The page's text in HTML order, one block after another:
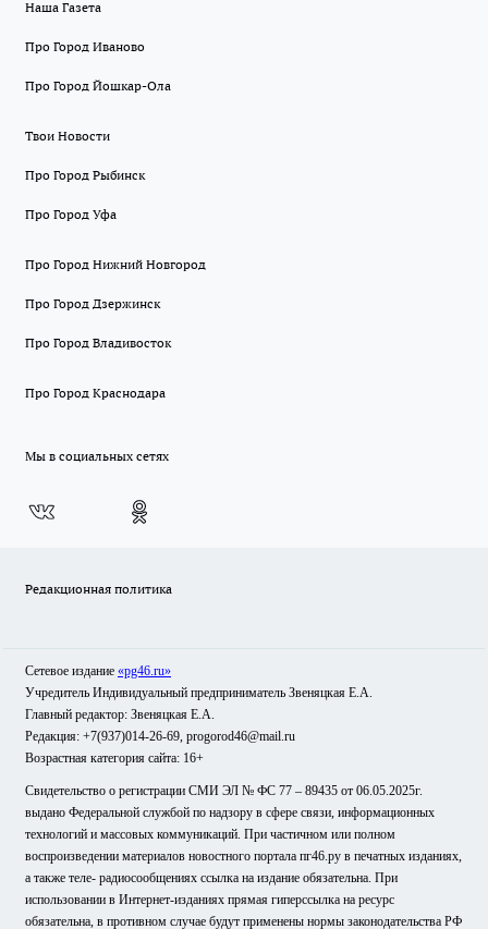
Наша Газета
Про Город Иваново
Про Город Йошкар-Ола
Твои Новости
Про Город Рыбинск
Про Город Уфа
Про Город Нижний Новгород
Про Город Дзержинск
Про Город Владивосток
Про Город Краснодара
Мы в социальных сетях
Редакционная политика
Сетевое издание «pg46.ru»
Учредитель Индивидуальный предприниматель Звеняцкая Е.А.
Главный редактор: Звеняцкая Е.А.
Редакция: +7(937)014-26-69, progorod46@mail.ru
Возрастная категория сайта: 16+
Свидетельство о регистрации СМИ ЭЛ № ФС 77 – 89435 от 06.05.2025г.
выдано Федеральной службой по надзору в сфере связи, информационных
технологий и массовых коммуникаций. При частичном или полном
воспроизведении материалов новостного портала пг46.ру в печатных изданиях,
а также теле- радиосообщениях ссылка на издание обязательна. При
использовании в Интернет-изданиях прямая гиперссылка на ресурс
обязательна, в противном случае будут применены нормы законодательства РФ